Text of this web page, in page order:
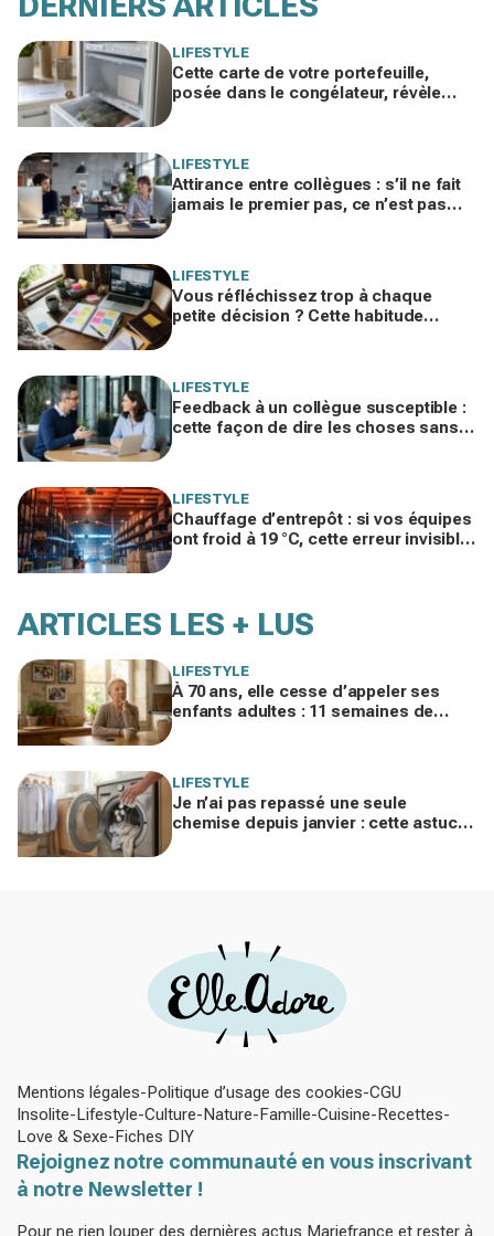
LIFESTYLE
Cette carte de votre portefeuille,
posée dans le congélateur, révèle
LIFESTYLE
Attirance entre collègues : s’il ne fait
jamais le premier pas, ce n’est pas
LIFESTYLE
Vous réfléchissez trop à chaque
petite décision ? Cette habitude
LIFESTYLE
Feedback à un collègue susceptible :
cette façon de dire les choses sans
LIFESTYLE
Chauffage d’entrepôt : si vos équipes
ont froid à 19 °C, cette erreur invisible
ARTICLES LES + LUS
LIFESTYLE
À 70 ans, elle cesse d’appeler ses
enfants adultes : 11 semaines de
LIFESTYLE
Je n’ai pas repassé une seule
chemise depuis janvier : cette astuce
Mentions légales Politique d’usage des cookies CGU
Insolite Lifestyle Culture Nature Famille Cuisine Recettes
Love & Sexe Fiches DIY
Rejoignez notre communauté en vous inscrivant
à notre Newsletter !
Pour ne rien louper des dernières actus Mariefrance et rester à